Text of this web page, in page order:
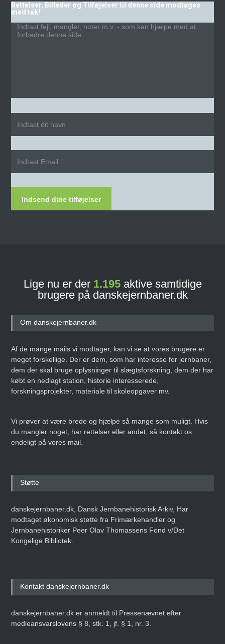
Rettelser, Billeder og Tilføjelser til denne side modtages
med tak!
Indsend dine tilføjelser
Lige nu er der 1.195aktive samtidige
brugere på danskejernbaner.dk
Om danskejernbaner.dk
Af de mange mails vi modtager, kan vi se at vores brugere er
meget forskellige. Der er dem, som har interesse for jernbaner,
dem der skal bruge oplysninger til slægtsforskning, dem der har
købt en nedlagt station, historie interesserede,
forskningsprojekter, materiale til skoleopgaver mv.
Vi prøver at være brede og hjælpe så mange som muligt. Hvis
du mangler noget, har rettelser eller andet, så kontakt os
endeligt på vores mail.
Støtte
danskejernbaner.dk, Dansk Jernbanehistorisk Arkiv, Har
modtaget økonomisk støtte fra Frimærkehandler og
Jernbanehistoriker Peer Olav Thomassens Fond v/Det
Kongelige Bibliotek.
Kontakt danskejernbaner.dk
danskejernbaner.dk er anmeldt til Pressenævnet efter
medieansvarslovens § 8, stk. 1, jf. § 1, nr. 3.